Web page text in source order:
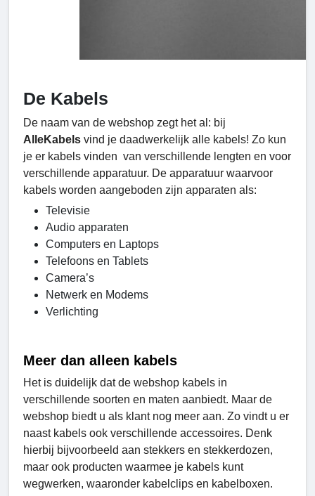
De Kabels
De naam van de webshop zegt het al: bij
AlleKabels vind je daadwerkelijk alle kabels! Zo kun
je er kabels vinden van verschillende lengten en voor
verschillende apparatuur. De apparatuur waarvoor
kabels worden aangeboden zijn apparaten als:
Televisie
Audio apparaten
Computers en Laptops
Telefoons en Tablets
Camera’s
Netwerk en Modems
Verlichting
Meer dan alleen kabels
Het is duidelijk dat de webshop kabels in
verschillende soorten en maten aanbiedt. Maar de
webshop biedt u als klant nog meer aan. Zo vindt u er
naast kabels ook verschillende accessoires. Denk
hierbij bijvoorbeeld aan stekkers en stekkerdozen,
maar ook producten waarmee je kabels kunt
wegwerken, waaronder kabelclips en kabelboxen.